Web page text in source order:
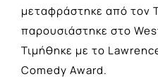
μεταφράστηκε από τον
παρουσιάστηκε στο
Τιμήθηκε με το
Comedy Award.